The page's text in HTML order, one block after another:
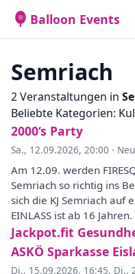
Balloon Events
Semriach
2 Veranstaltungen in
Beliebte Kategorien:
2000‘s Party
Sa., 12.09.2026, 20:00 ·
Am 12.09. werden
Semriach so richtig ins
sich die KJ Semriach auf
EINLASS ist ab 16 Jahren.
Jackpot.fit
ASKÖ Sparkasse
Di., 15.09.2026, 16:45, Di.,